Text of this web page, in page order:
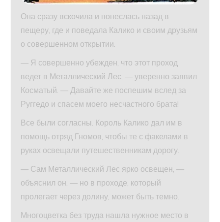
Она сразу вскочила и понеслась назад в
пещеру, где и поведала Калико и своим друзьям
о совершенном открытии.
— Я совершенно убежден, что этот проход
ведет в Металлический Лес, — уверенно заявил
Косматый. — Давайте же поспешим вслед за
Руггедо и спасем моего несчастного брата!
Все были согласны. Король Калико дал им в
помощь отряд Гномов, чтобы те с факелами в
руках освещали путешественникам дорогу.
— Сам Металлический Лес ярко освещен, —
объяснил он, — но в проходе, который
пролегает через долину, может быть темно.
Многоцветка без труда нашла нужное место в